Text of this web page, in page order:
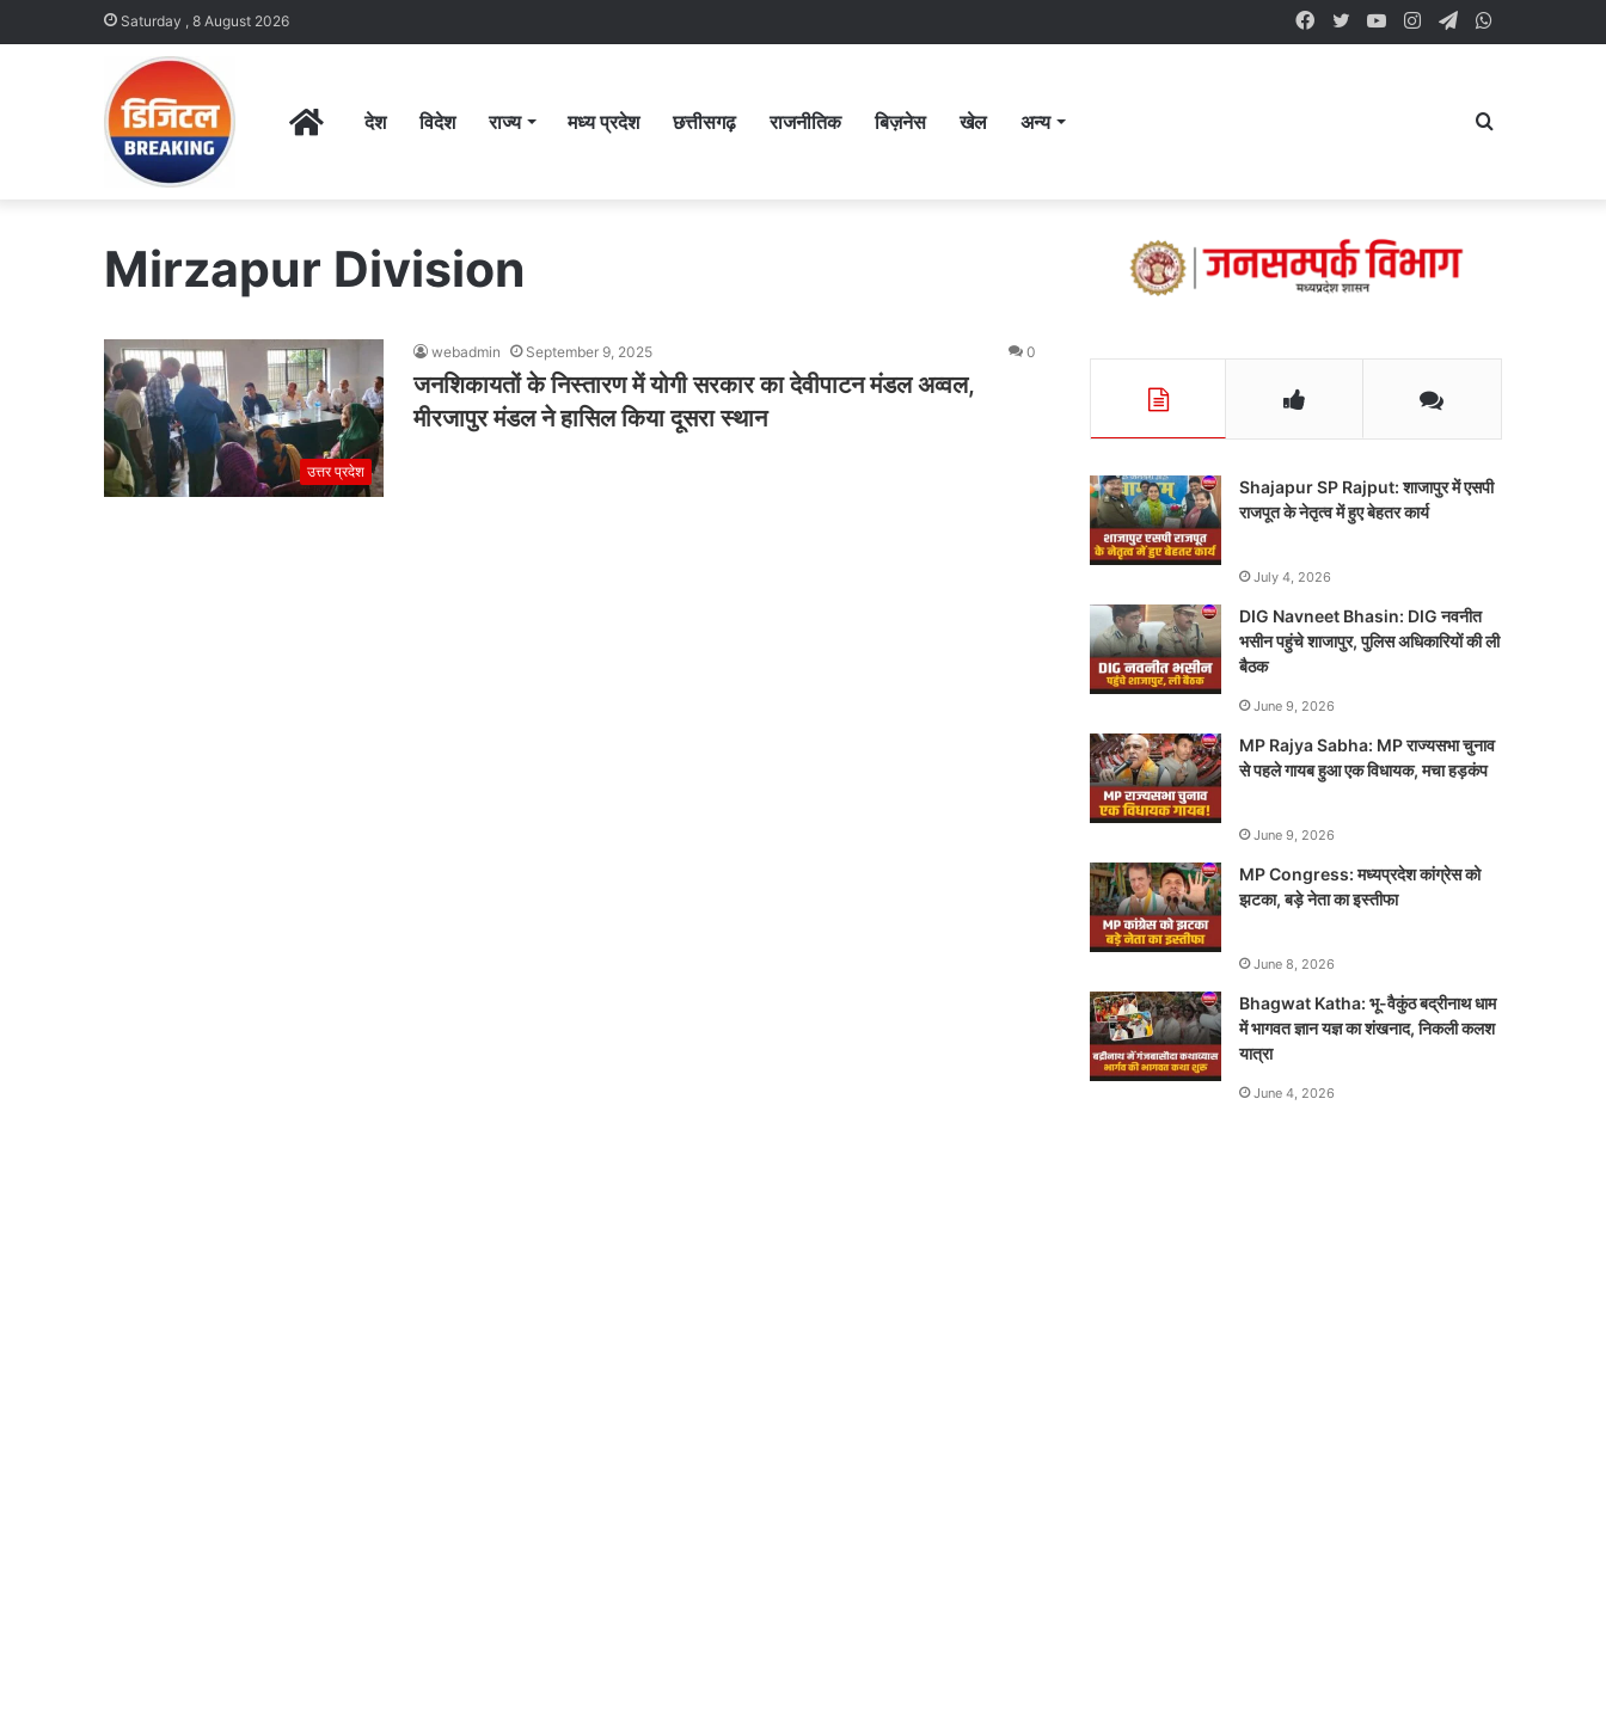
Saturday , 8 August 2026 Telegram
Instagram
YouTube
Twitter
Facebook
Homeदेश विदेश राज्य मध्य प्रदेश छत्तीसगढ़ राजनीतिक बिज़नेस खेल अन्य Search
Mirzapur Division
उत्तर प्रदेश
webadmin September 9, 2025 0
जनशिकायतों के निस्तारण में योगी सरकार का देवीपाटन मंडल अव्वल,
मीरजापुर मंडल ने हासिल किया दूसरा स्थान
Shajapur SP Rajput: शाजापुर में एसपी
राजपूत के नेतृत्व में हुए बेहतर कार्य
July 4, 2026
DIG Navneet Bhasin: DIG नवनीत
भसीन पहुंचे शाजापुर, पुलिस अधिकारियों की ली
बैठक
June 9, 2026
MP Rajya Sabha: MP राज्यसभा चुनाव
से पहले गायब हुआ एक विधायक, मचा हड़कंप
June 9, 2026
MP Congress: मध्यप्रदेश कांग्रेस को
झटका, बड़े नेता का इस्तीफा
June 8, 2026
Bhagwat Katha: भू-वैकुंठ बद्रीनाथ धाम
में भागवत ज्ञान यज्ञ का शंखनाद, निकली कलश
यात्रा
June 4, 2026